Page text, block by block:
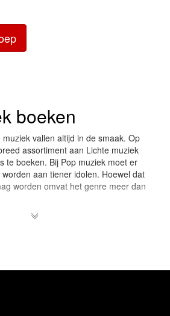
boeken
vallen altijd in de smaak. Op
assortiment aan Lichte muziek
te boeken. Bij Pop muziek moet er
aan tiener idolen. Hoewel dat
worden omvat het genre meer dan
het container begrip Lichte Muziek